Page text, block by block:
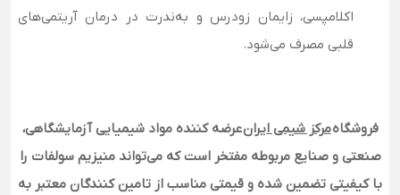
اکلامپسی، زایمان زودرس و به‌ندرت در درمان آریتمی‌های
قلبی مصرف می‌شود.
فروشگاهمرکز شیمی ایرانعرضه کننده مواد شیمیایی آزمایشگاهی،
صنعتی و صنایع مربوطه مفتخر است که می‌تواند منیزیم سولفات را
با کیفیتی تضمین شده و قیمتی مناسب از تامین کنندگان معتبر به